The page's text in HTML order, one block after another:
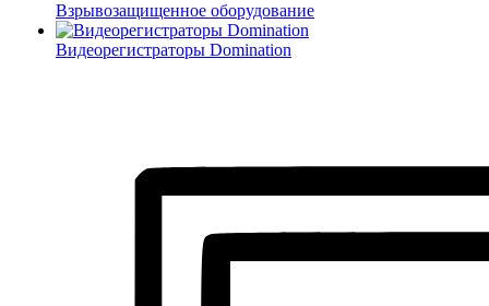
Взрывозащищенное оборудование
Видеорегистраторы Domination